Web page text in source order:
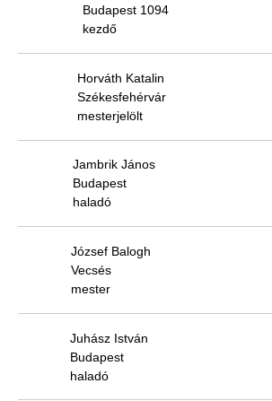
Budapest 1094
kezdő
Horváth Katalin
Székesfehérvár
mesterjelölt
Jambrik János
Budapest
haladó
József Balogh
Vecsés
mester
Juhász István
Budapest
haladó